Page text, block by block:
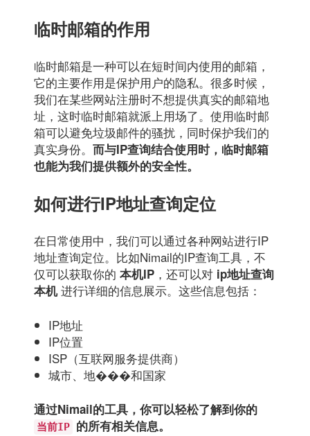
临时邮箱的作用
临时邮箱是一种可以在短时间内使用的邮箱，
它的主要作用是保护用户的隐私。很多时候，
我们在某些网站注册时不想提供真实的邮箱地
址，这时临时邮箱就派上用场了。使用临时邮
箱可以避免垃圾邮件的骚扰，同时保护我们的
真实身份。 而与IP查询结合使用时，临时邮箱
也能为我们提供额外的安全性。
如何进行IP地址查询定位
在日常使用中，我们可以通过各种网站进行IP
地址查询定位。比如Nimail的IP查询工具，不
仅可以获取你的 本机IP ，还可以对 ip地址查询
本机进行详细的信息展示。这些信息包括：
IP地址
IP位置
ISP（互联网服务提供商）
城市、地���和国家
通过Nimail的工具，你可以轻松了解到你的
当前IP 的所有相关信息。